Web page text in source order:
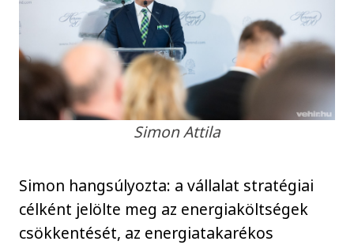
Simon Attila
Simon hangsúlyozta: a vállalat stratégiai
célként jelölte meg az energiaköltségek
csökkentését, az energiatakarékos